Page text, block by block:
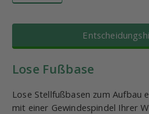
Lose Fußbase
Lose Stellfußbasen zum Aufbau
mit einer Gewindespindel Ihrer